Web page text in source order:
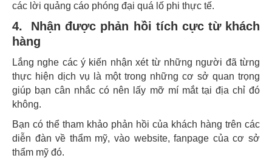
các lời quảng cáo phóng đại quá lố phi thực tế.
4. Nhận được phản hồi tích cực từ khách
hàng
Lắng nghe các ý kiến nhận xét từ những người đã từng
thực hiện dịch vụ là một trong những cơ sở quan trọng
giúp bạn cân nhắc có nên lấy mỡ mí mắt tại địa chỉ đó
không.
Bạn có thể tham khảo phản hồi của khách hàng trên các
diễn đàn về thẩm mỹ, vào website, fanpage của cơ sở
thẩm mỹ đó.